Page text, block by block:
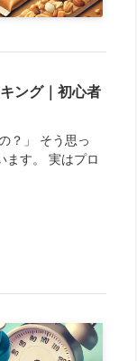
ング｜初心者
？」 そう思っ
ます。 実はプロ